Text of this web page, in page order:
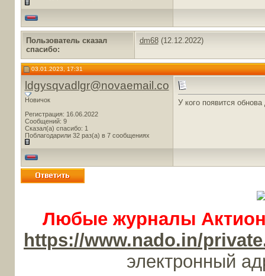
Пользователь сказал
cпасибо:
dm68(12.12.2022)
03.01.2023, 17:31
ldgysqvadlgr@novaemail.co
Новичок
Регистрация: 16.06.2022
Сообщений: 9
Сказал(а) спасибо: 1
Поблагодарили 32 раз(а) в 7 сообщениях
У кого появится
Любые журналы
https://www.nado.in/
электронный